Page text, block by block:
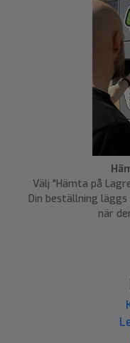
Välj "Hämta på
Din beställning
när